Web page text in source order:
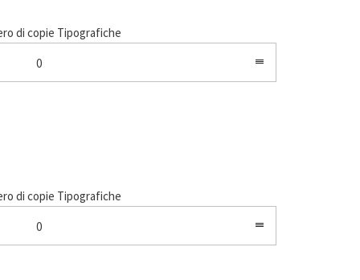
di copie Tipografiche
0
di copie Tipografiche
0